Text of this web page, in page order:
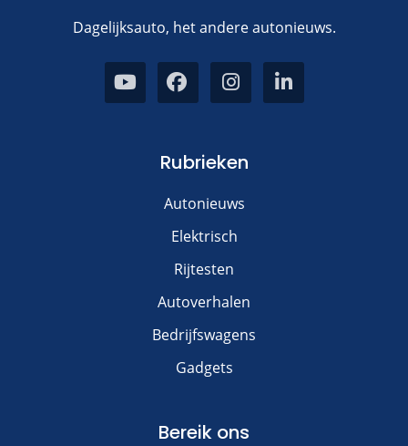
Dagelijksauto, het andere autonieuws.
Rubrieken
Autonieuws
Elektrisch
Rijtesten
Autoverhalen
Bedrijfswagens
Gadgets
Bereik ons